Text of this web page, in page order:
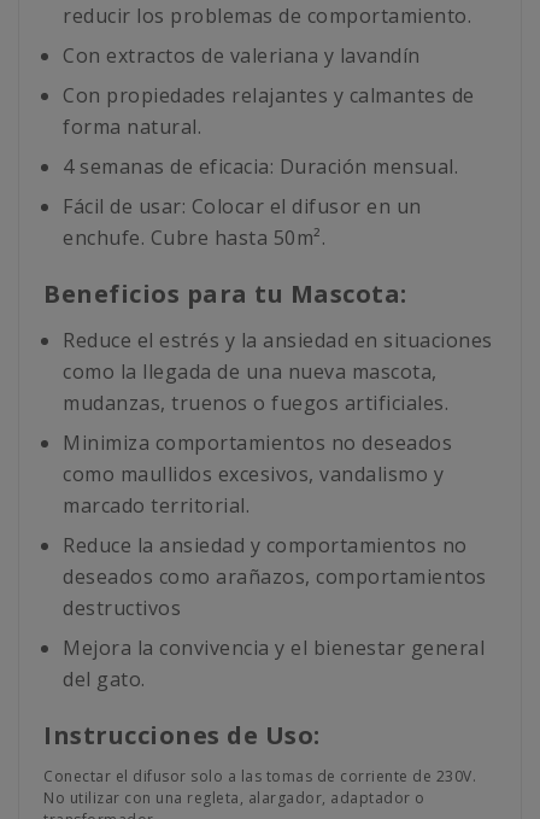
reducir los problemas de comportamiento.
Con extractos de valeriana y lavandín
Con propiedades relajantes y calmantes de
forma natural.
4 semanas de eficacia: Duración mensual.
Fácil de usar: Colocar el difusor en un
enchufe. Cubre hasta 50m².
Beneficios para tu Mascota:
Reduce el estrés y la ansiedad en situaciones
como la llegada de una nueva mascota,
mudanzas, truenos o fuegos artificiales.
Minimiza comportamientos no deseados
como maullidos excesivos, vandalismo y
marcado territorial.
Reduce la ansiedad y comportamientos no
deseados como arañazos, comportamientos
destructivos
Mejora la convivencia y el bienestar general
del gato.
Instrucciones de Uso:
Conectar el difusor solo a las tomas de corriente de 230V.
No utilizar con una regleta, alargador, adaptador o